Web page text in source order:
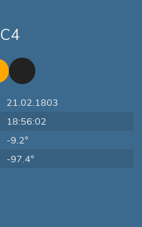
C4
21.02.1803
18:56:02
-9.2°
-97.4°